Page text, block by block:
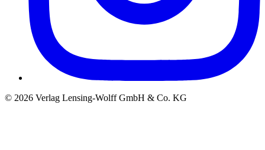
© 2026 Verlag Lensing-Wolff GmbH & Co. KG